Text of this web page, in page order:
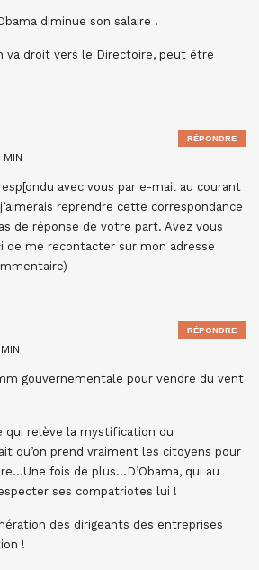
diminue son salaire !
va droit vers le Directoire, peut être
avec vous par e-mail au courant
reprendre cette correspondance
de réponse de votre part. Avez vous
de me recontacter sur mon adresse
RÉPONDRE
gouvernementale pour vendre du vent
qui relève la mystification du
qu’on prend vraiment les citoyens pour
fois de plus…D’Obama, qui au
ses compatriotes lui !
des dirigeants des entreprises
!
RÉPONDRE